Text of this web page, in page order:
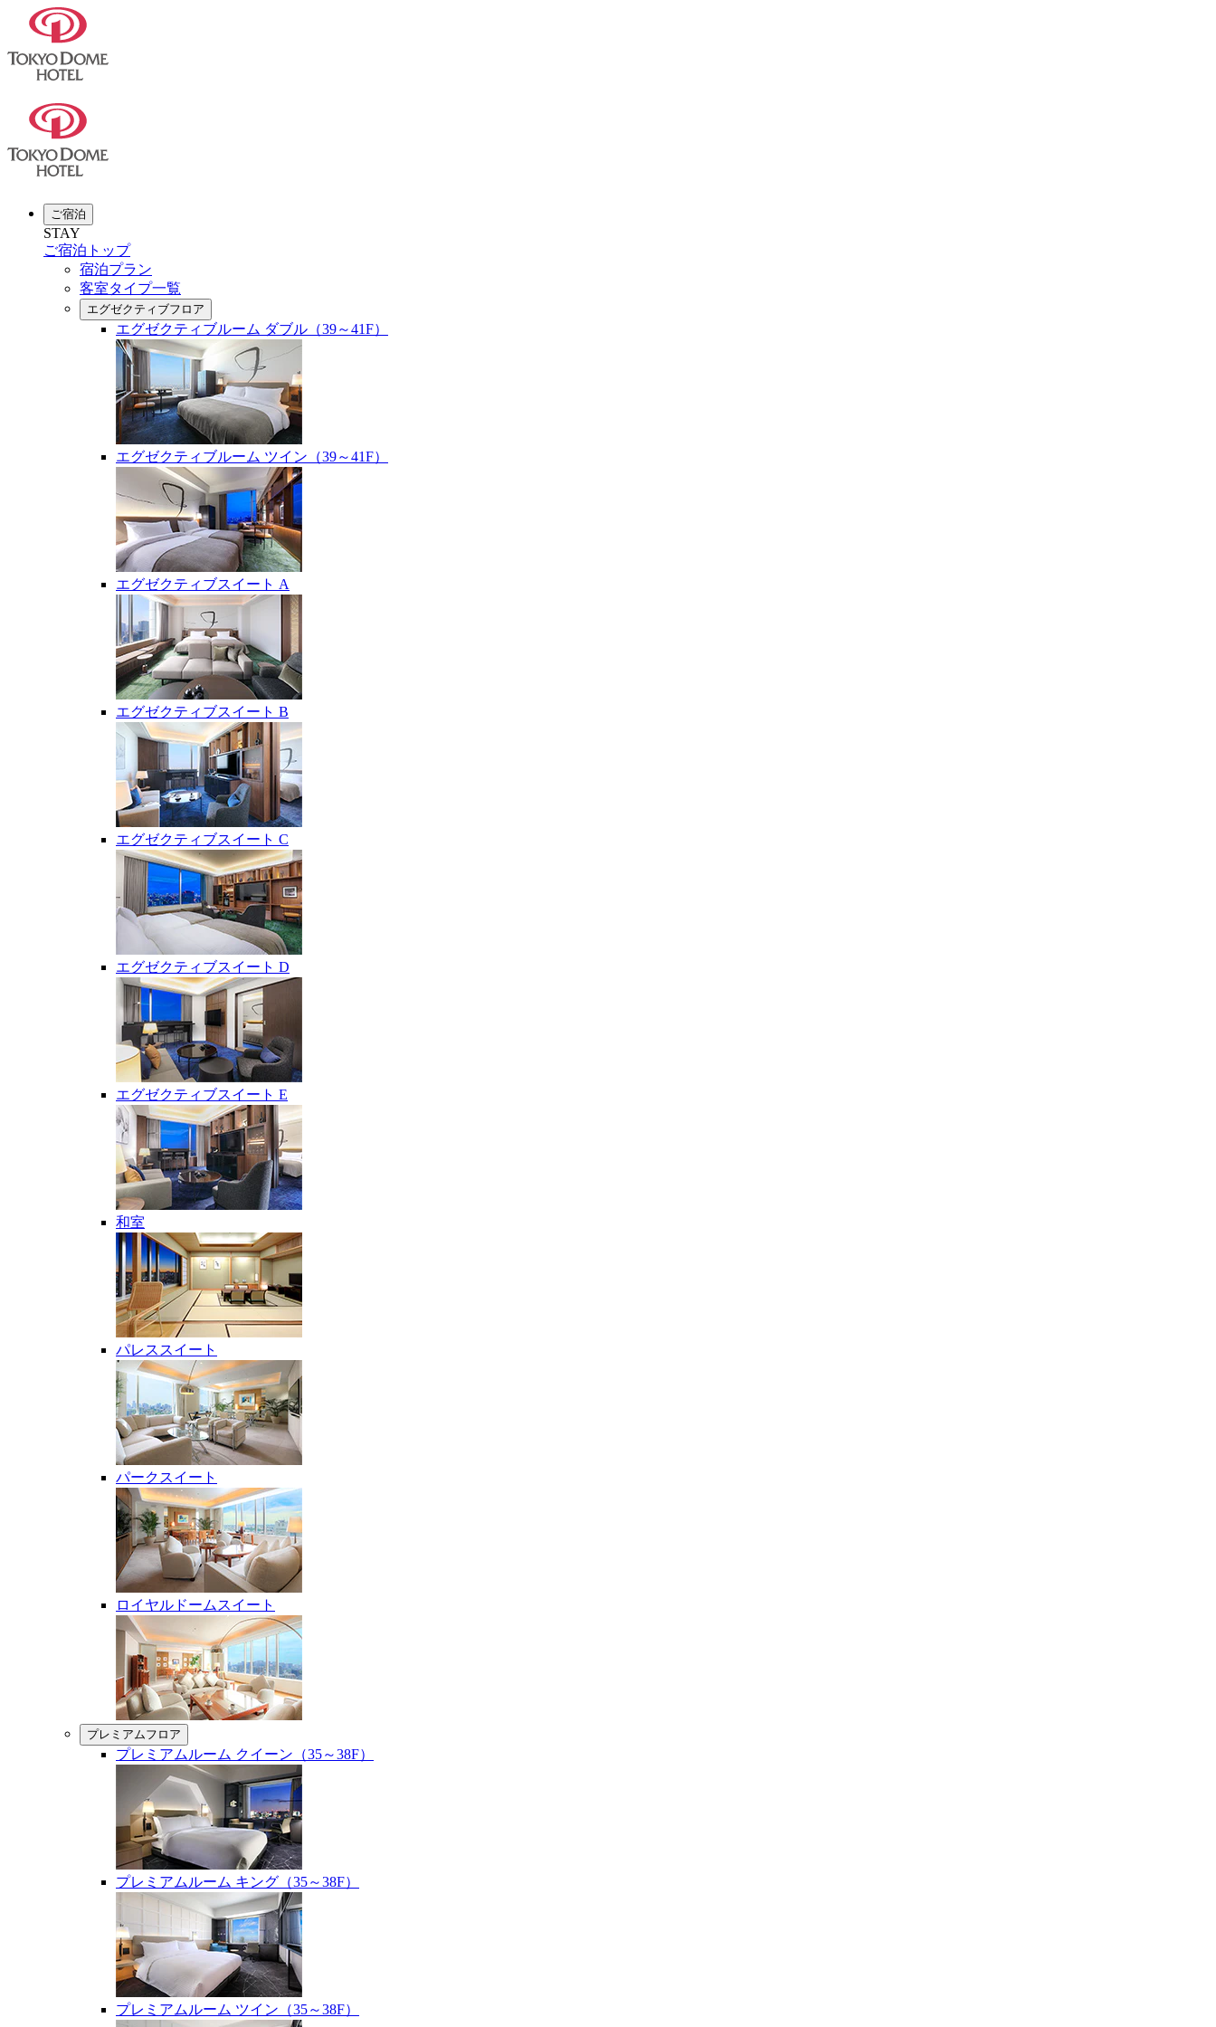
ご宿泊
STAY
ご宿泊トップ
宿泊プラン
客室タイプ一覧
エグゼクティブフロア
エグゼクティブルーム ダブル（39～41F）
エグゼクティブルーム ツイン（39～41F）
エグゼクティブスイート A
エグゼクティブスイート B
エグゼクティブスイート C
エグゼクティブスイート D
エグゼクティブスイート E
和室
パレススイート
パークスイート
ロイヤルドームスイート
プレミアムフロア
プレミアムルーム クイーン（35～38F）
プレミアムルーム キング（35～38F）
プレミアムルーム ツイン（35～38F）